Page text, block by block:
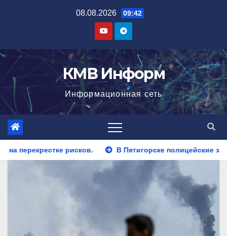
08.08.2026 09:42
КМВ Информ
Информационная сеть
В Пятигорске полицейские задержали закладчика,